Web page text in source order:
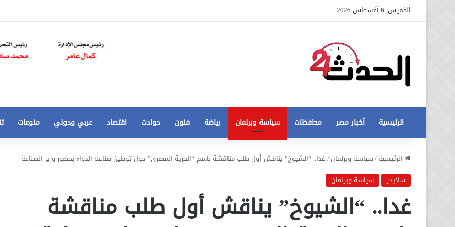
الخميس, 6 أغسطس 2026
الرئيسية أخبار مصر محافظات سياسة وبرلمان رياضة فنون حوادث اقتصاد عربي ودولي منوعات
الرئيسية/سياسة وبرلمان/غدا.. “الشيوخ” يناقش أول طلب مناقشة باسم “الحرية المصرى” حول توطين صناعة الدواء بحضور وزير الصناعة
سلايدر
سياسة وبرلمان
غدا.. “الشيوخ” يناقش أول طلب مناقشة
عاجل
جديدة
في
أزمة
مخالفات
12 أغسطس، 2020
عاجل تطورات جديدة في أزمة مخالفات
تخفيض
250
الي
21 أغسطس، 2020